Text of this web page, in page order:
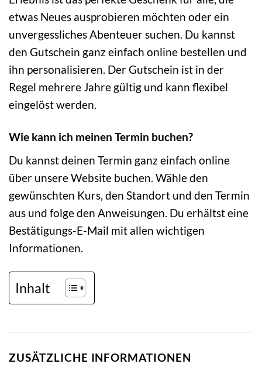
etwas Neues ausprobieren möchten oder ein
unvergessliches Abenteuer suchen. Du kannst
den Gutschein ganz einfach online bestellen und
ihn personalisieren. Der Gutschein ist in der
Regel mehrere Jahre gültig und kann flexibel
eingelöst werden.
Wie kann ich meinen Termin buchen?
Du kannst deinen Termin ganz einfach online
über unsere Website buchen. Wähle den
gewünschten Kurs, den Standort und den Termin
aus und folge den Anweisungen. Du erhältst eine
Bestätigungs-E-Mail mit allen wichtigen
Informationen.
Inhalt
ZUSÄTZLICHE INFORMATIONEN